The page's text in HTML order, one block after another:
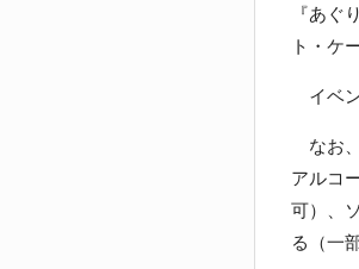
『あ
ト・ケ
イベ
なお
アルコ
可）、
る（一